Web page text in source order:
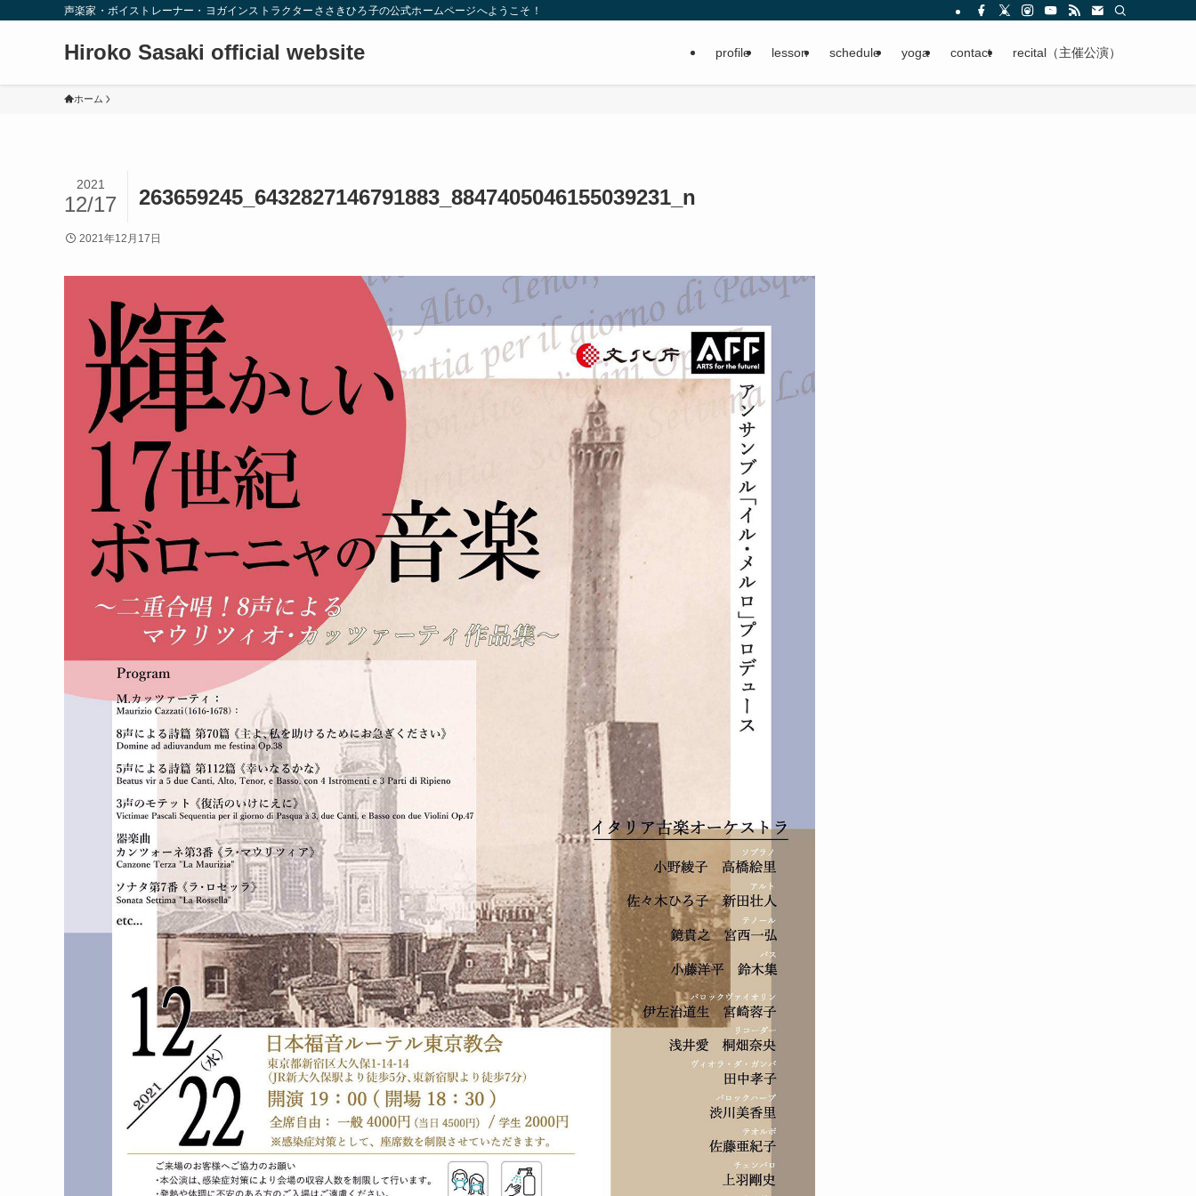
声楽家・ボイストレーナー・ヨガインストラクターささきひろ子の公式ホームページへようこそ！
Hiroko Sasaki official website profile lesson schedule yoga contact recital（主催公演）
ホーム
263659245_6432827146791883_8847405046155039231_n
2021
12/17
2021年12月17日